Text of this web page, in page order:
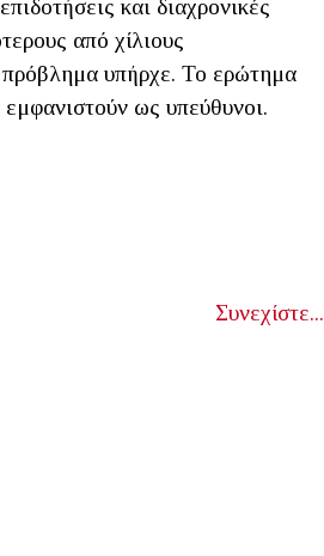
και διαχρονικές
από χίλιους
πρόβλημα υπήρχε. Το ερώτημα
εμφανιστούν ως υπεύθυνοι.
Συνεχίστε...